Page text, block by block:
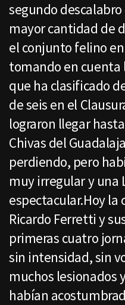
segundo
mayor cantidad de
el conjunto felino
tomando en cuenta
que ha clasificado
de seis en el
lograron llegar
Chivas del
perdiendo, pero
muy irregular y una
espectacular.Hoy la
Ricardo Ferretti y
primeras cuatro
sin intensidad, sin
muchos lesionados
habían